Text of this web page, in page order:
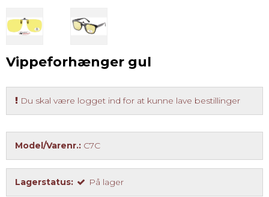
Vippeforhænger gul
Du skal være logget ind for at kunne lave bestillinger
Model/Varenr.: C7C
Lagerstatus: På lager